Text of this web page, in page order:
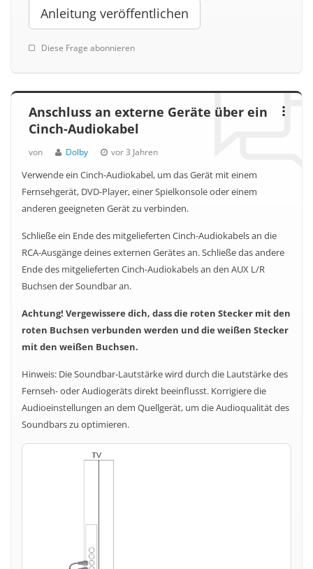
Anleitung veröffentlichen
Diese Frage abonnieren
Anschluss an externe Geräte über ein
Cinch-Audiokabel
von Dolby vor 3 Jahren
Verwende ein Cinch-Audiokabel, um das Gerät mit einem
Fernsehgerät, DVD-Player, einer Spielkonsole oder einem
anderen geeigneten Gerät zu verbinden.
Schließe ein Ende des mitgelieferten Cinch-Audiokabels an die
RCA-Ausgänge deines externen Gerätes an. Schließe das andere
Ende des mitgelieferten Cinch-Audiokabels an den AUX L/R
Buchsen der Soundbar an.
Achtung! Vergewissere dich, dass die roten Stecker mit den
roten Buchsen verbunden werden und die weißen Stecker
mit den weißen Buchsen.
Hinweis: Die Soundbar-Lautstärke wird durch die Lautstärke des
Fernseh- oder Audiogeräts direkt beeinflusst. Korrigiere die
Audioeinstellungen an dem Quellgerät, um die Audioqualität des
Soundbars zu optimieren.